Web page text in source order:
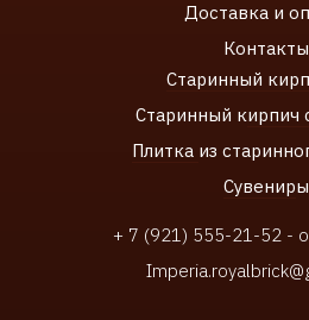
Доставка и
Контакты
Старинный
Старинный кирпич
Плитка из
Сувениры
+ 7 (921) 555-21-52 -